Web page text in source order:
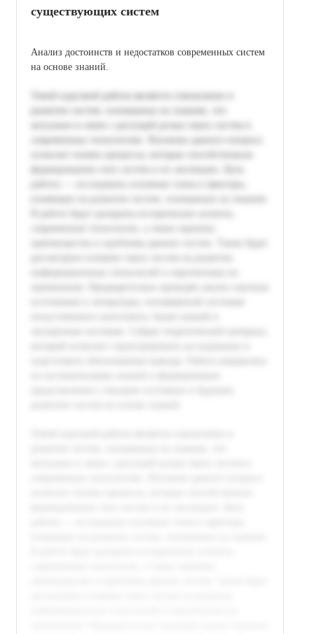
существующих систем
Анализ достоинств и недостатков современных систем
на основе знаний.